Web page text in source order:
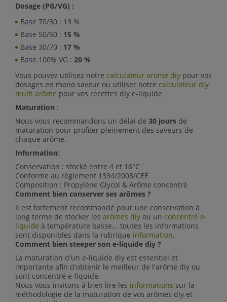
Dosage (PG/VG) :
Base 70/30 : 13 %
Base 50/50 : 15 %
Base 30/70 : 17 %
Base 100% VG : 20 %
Vous pouvez utilisez notre calculateur arome diy pour vos
dosages en mono saveur ou utiliser notre calculateur diy
multi arôme pour vos recettes diy e-liquide
Maturation :
Nous vous recommandons un délai de 30 jours de
maturation pour profiter pleinement des saveurs de
chaque arôme.
Information:
Conservation : stocké entre 4 et 16°C
Conforme au règlement 1334/2008/CEE
Composition : Propylène Glycol & Arôme concentré
Comment bien conserver ses arômes ?
Il est fortement recommandé pour une conservation à
long terme de stocker les arômes diy ou un concentré e-
liquide à température basse... toutes les informations
sont disponibles dans la rubrique information.
Comment bien steeper son e-liquide diy ?
La maturation d'un e-liquide diy est essentiel et
importante afin d'obtenir le meilleur de l'arôme diy ou
sont concentré e-liquide.
Nous vous invitons à bien lire les informations sur la
méthodologie de la maturation de vos arômes diy et